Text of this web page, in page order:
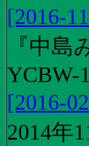
[2016-
『中
YCBW-
[2016-
2014年